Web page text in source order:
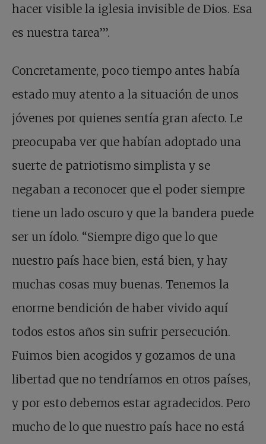
hacer visible la iglesia invisible de Dios. Esa
es nuestra tarea’”.
Concretamente, poco tiempo antes había
estado muy atento a la situación de unos
jóvenes por quienes sentía gran afecto. Le
preocupaba ver que habían adoptado una
suerte de patriotismo simplista y se
negaban a reconocer que el poder siempre
tiene un lado oscuro y que la bandera puede
ser un ídolo. “Siempre digo que lo que
nuestro país hace bien, está bien, y hay
muchas cosas muy buenas. Tenemos la
enorme bendición de haber vivido aquí
todos estos años sin sufrir persecución.
Fuimos bien acogidos y gozamos de una
libertad que no tendríamos en otros países,
y por esto debemos estar agradecidos. Pero
mucho de lo que nuestro país hace no está